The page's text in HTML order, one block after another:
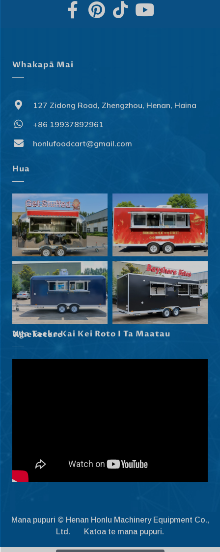
Whakapā Mai
127 Zidong Road, Zhengzhou, Henan, Haina
+86 19937892961
honlufoodcart@gmail.com
Hua
Nga Taeke Kai Kei Roto I Ta Maatau Wheketere
Mana pupuri © Henan Honlu Machinery Equipment Co.,
Ltd. Katoa te mana pupuri.
Slovenščina
Nederlands (België)
हिन्दी
Norsk bokmål
Slovenčina
Svenska